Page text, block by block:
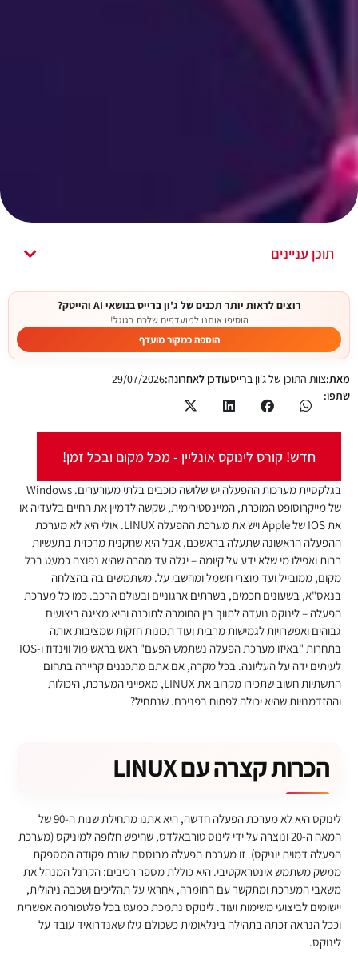
תוכן עניינים
רוצים לראות יותר תכנים של ג'ון ברייס בנושאי AI והייטק?
הוסיפו אותנו למועדפים שלכם בגוגל!
הוספה כמקור מועדף
מאת:צוות התוכן של ג'ון ברייסעודכן לאחרונה:29/07/2026
שתפו:
חדש! קורס לינוקס אונליין - מכל מקום ובכל זמן!
בגלקסיית מערכות ההפעלה יש שלושה כוכבים בלתי מעורערים. Windows
של מייקרוסופט המוכרת, המיינסטירימית, שקשה לדמיין את החיים בלעדיה או
את IOS של Apple ויש את מערכת ההפעלה LINUX. אולי היא לא מערכת
ההפעלה הראשונה שתעלה בראשכם, אבל היא שחקנית מרכזית בתעשיות
רבות ואפילו מי שלא ידע על קיומה – יגלה עד מהרה שהיא נפוצה כמעט בכל
מקום, ממובייל ועד מוצרי חשמל ומחשבי על. משתמשים בה בהצלחה
בנאס"א, בשעונים חכמים, בשרתים ארגוניים ובעולם הרכב. כמו כל מערכת
הפעלה – לינוקס נועדה לתווך בין החומרה לתוכנה והיא מציגה ביצועים
גבוהים ואפשרויות לגמישות מרבית ועוד תכונות חזקות שמציבות אותה
בתחרות "באיזו מערכת הפעלה נשתמש הפעם" ראש בראש מול ווינדוז ו-IOS
לעיתים ידה על העליונה. בכל מקרה, אם אתם מתכננים קריירה בתחום
התשתיות חשוב שתכירו מקרוב את LINUX, מאפייני המערכת, היכולות
וההזדמנויות שהיא יכולה לפתוח בפניכם. שנתחיל?
הכרות קצרה עם LINUX
לינוקס היא לא מערכת הפעלה חדשה, היא אתנו מתחילת שנות ה-90 של
המאה ה-20 ונוצרה על ידי לינוס טורבאלדס, שחיפש חלופה למיניקס (מערכת
הפעלה דמוית יוניקס). זו מערכת הפעלה מבוססת שורת פקודה המספקת
ממשק משתמש אינטראקטיבי. היא כוללת מספר רכיבים: הקרנל המנהל את
משאבי המערכת ומתקשר עם החומרה, אחראי על תהליכים ושכבה ניהולית,
יישומים לביצועי משימות ועוד. לינוקס נתמכת כמעט בכל פלטפורמה אפשרית
וככל הנראה זכתה בתהילה בינלאומית כשכולם גילו שאנדרואיד עובד על
לינוקס.